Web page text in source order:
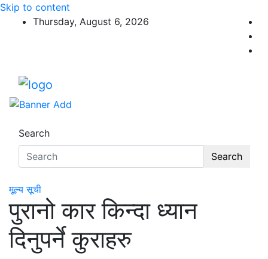
Skip to content
Thursday, August 6, 2026
Search
Search
मूल्य सूची
पुरानो कार किन्दा ध्यान
दिनुपर्ने कुराहरु